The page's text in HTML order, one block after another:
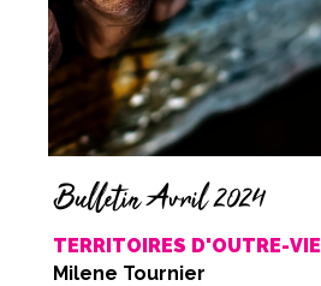
Bulletin Avril 2024
TERRITOIRES D'OUTRE-VIE
Milene Tournier